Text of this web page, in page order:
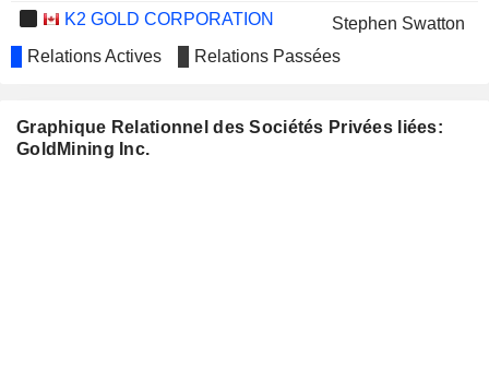
K2 GOLD CORPORATION
Stephen Swatton
GUNPOINT EXPLORATION LTD.
HERBAL DISPATCH INC.
Relations Actives Relations Passées
Graphique Relationnel des Sociétés Privées liées:
GoldMining Inc.